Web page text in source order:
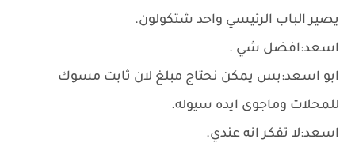
يصير الباب الرئيسي واحد شتكولون.
اسعد:افضل شي .
ابو اسعد:بس يمكن نحتاج مبلغ لان ثابت مسوك
للمحلات وماجوى ايده سيوله.
اسعد:لا تفكر انه عندي.